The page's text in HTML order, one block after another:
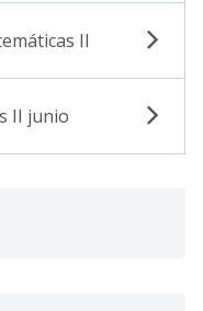
II
II junio